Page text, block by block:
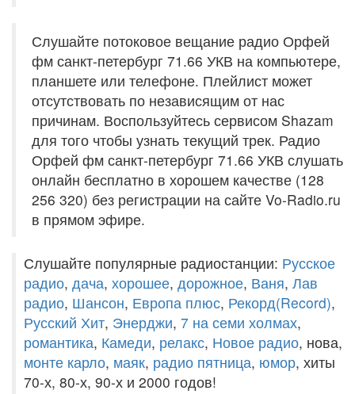
Слушайте потоковое вещание радио Орфей
фм санкт-петербург 71.66 УКВ на компьютере,
планшете или телефоне. Плейлист может
отсутствовать по независящим от нас
причинам. Воспользуйтесь сервисом Shazam
для того чтобы узнать текущий трек. Радио
Орфей фм санкт-петербург 71.66 УКВ слушать
онлайн бесплатно в хорошем качестве (128
256 320) без регистрации на сайте Vo-Radio.ru
в прямом эфире.
Слушайте популярные радиостанции: Русское
радио, дача, хорошее, дорожное, Ваня, Лав
радио, Шансон, Европа плюс, Рекорд(Record),
Русский Хит, Энерджи, 7 на семи холмах,
романтика, Камеди, релакс, Новое радио, нова,
монте карло, маяк, радио пятница, юмор, хиты
70-х, 80-х, 90-х и 2000 годов!